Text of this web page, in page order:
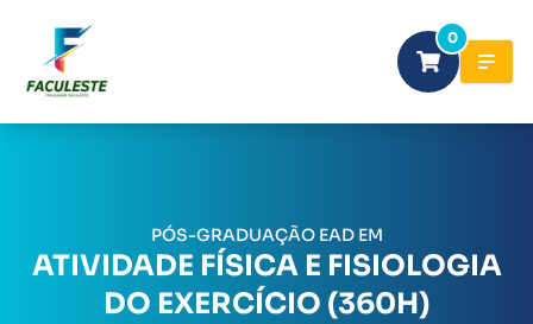
0
PÓS-GRADUAÇÃO EAD EM
ATIVIDADE FÍSICA E FISIOLOGIA
DO EXERCÍCIO (360H)